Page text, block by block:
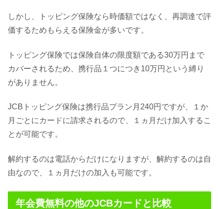
しかし、トッピング保険なら時価額ではなく、再調達で評
価するためもらえる保険金が多いです。
トッピング保険では保険自体の限度額である30万円まで
カバーされるため、携行品１つにつき10万円という縛り
がありません。
JCBトッピング保険は携行品プラン月240円ですが、１か
月ごとにカードに請求されるので、１ヵ月だけ加入するこ
とが可能です。
解約するのは電話からだけになりますが、解約するのは自
由なので、１ヵ月だけの加入も可能です。
年会費無料の他のJCBカードと比較